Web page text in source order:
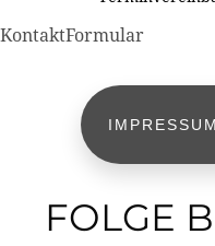
KontaktFormular
FOLGE